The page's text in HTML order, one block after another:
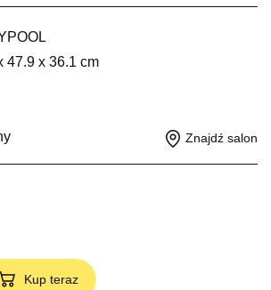
47.9 x 36.1 cm
Znajdź salon
Kup teraz